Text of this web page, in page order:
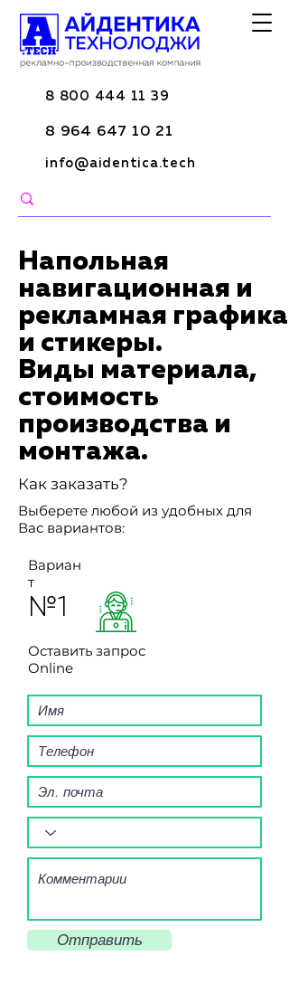
info@aidentica.tech
8 800 444 11 39
8 964 647 10 21
Вариан
т
№1
Оставить запрос
Online
Выберете любой из удобных для
Вас вариантов:
Как заказать?
Отправить
Напольная
навигационная и
рекламная графика
и стикеры.
Виды материала,
стоимость
производства и
монтажа.